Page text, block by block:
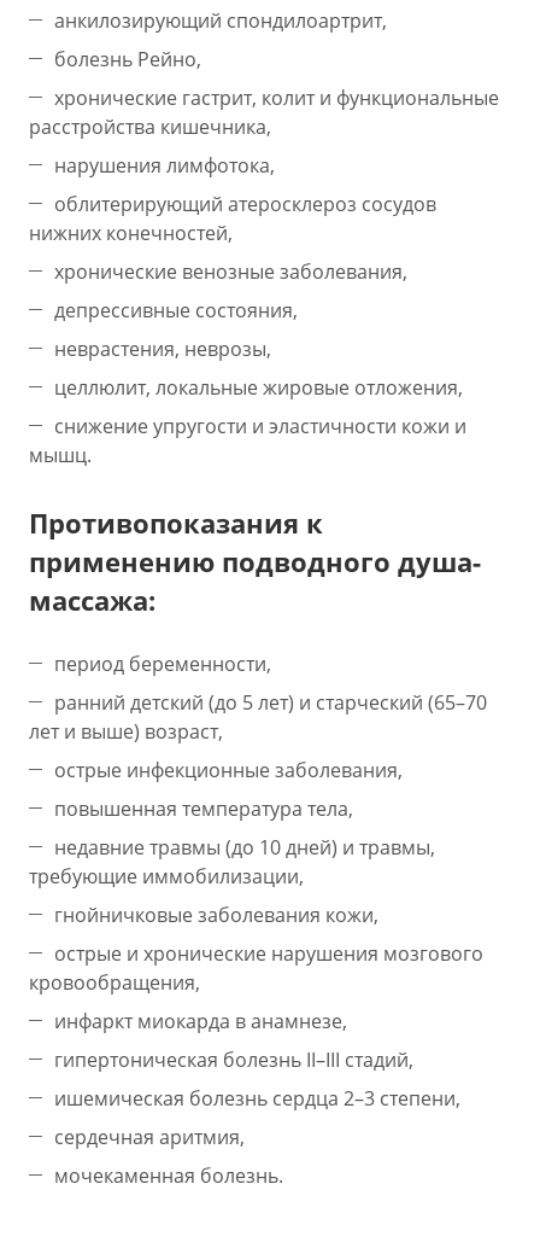
анкилозирующий спондилоартрит,
болезнь Рейно,
хронические гастрит, колит и функциональные
расстройства кишечника,
нарушения лимфотока,
облитерирующий атеросклероз сосудов
нижних конечностей,
хронические венозные заболевания,
депрессивные состояния,
неврастения, неврозы,
целлюлит, локальные жировые отложения,
снижение упругости и эластичности кожи и
мышц.
Противопоказания к
применению подводного душа-
массажа:
период беременности,
ранний детский (до 5 лет) и старческий (65–70
лет и выше) возраст,
острые инфекционные заболевания,
повышенная температура тела,
недавние травмы (до 10 дней) и травмы,
требующие иммобилизации,
гнойничковые заболевания кожи,
острые и хронические нарушения мозгового
кровообращения,
инфаркт миокарда в анамнезе,
гипертоническая болезнь II–III стадий,
ишемическая болезнь сердца 2–3 степени,
сердечная аритмия,
мочекаменная болезнь.